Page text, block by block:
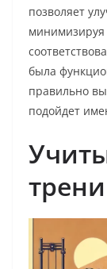
позволяет
минимизируя
была
правильно
подойдет